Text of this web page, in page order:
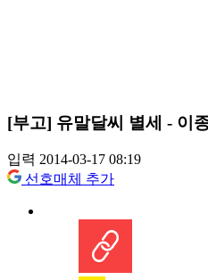
[부고] 유말달씨 별세 - 이
입력 2014-03-17 08:19
선호매체 추가